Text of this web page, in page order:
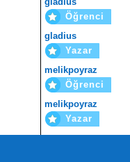
Öğrenci
gladius
Yazar
melikpoyraz
Öğrenci
melikpoyraz
Yazar